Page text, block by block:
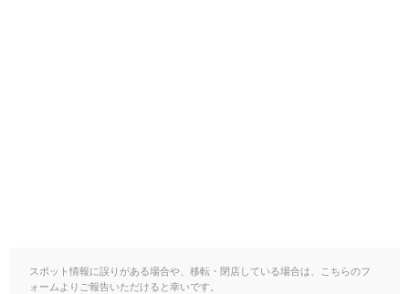
スポット情報に誤りがある場合や、移転・閉店している場合は、こちらのフ
ォームよりご報告いただけると幸いです。